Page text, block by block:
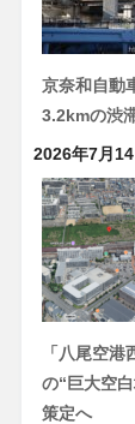
京奈和自動
3.2kmの渋
2026年7月14
「八尾空
の“巨大空
策定へ